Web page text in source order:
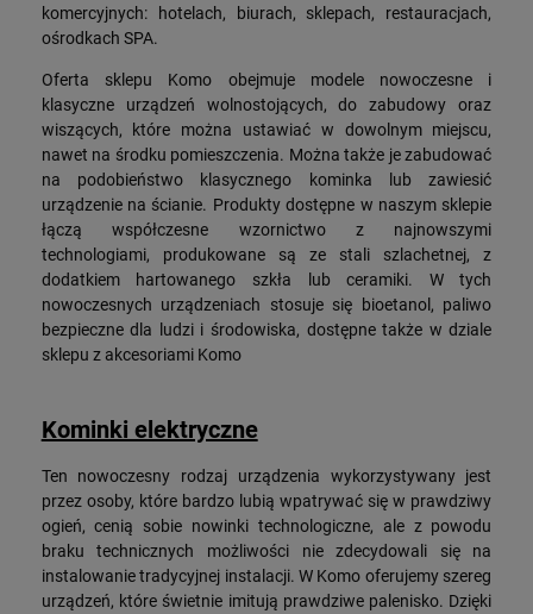
komercyjnych: hotelach, biurach, sklepach, restauracjach,
ośrodkach SPA.
Oferta sklepu Komo obejmuje modele nowoczesne i
klasyczne urządzeń wolnostojących, do zabudowy oraz
wiszących, które można ustawiać w dowolnym miejscu,
nawet na środku pomieszczenia. Można także je zabudować
na podobieństwo klasycznego kominka lub zawiesić
urządzenie na ścianie. Produkty dostępne w naszym sklepie
łączą współczesne wzornictwo z najnowszymi
technologiami, produkowane są ze stali szlachetnej, z
dodatkiem hartowanego szkła lub ceramiki. W tych
nowoczesnych urządzeniach stosuje się bioetanol, paliwo
bezpieczne dla ludzi i środowiska, dostępne także w dziale
sklepu z akcesoriami Komo
Kominki elektryczne
Ten nowoczesny rodzaj urządzenia wykorzystywany jest
przez osoby, które bardzo lubią wpatrywać się w prawdziwy
ogień, cenią sobie nowinki technologiczne, ale z powodu
braku technicznych możliwości nie zdecydowali się na
instalowanie tradycyjnej instalacji. W Komo oferujemy szereg
urządzeń, które świetnie imitują prawdziwe palenisko. Dzięki